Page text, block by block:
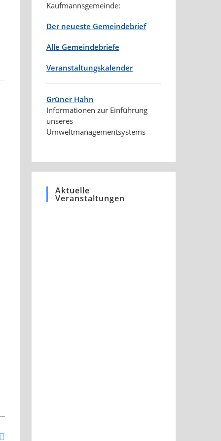
Kaufmannsgemeinde:
Der neueste Gemeindebrief
Alle Gemeindebriefe
Veranstaltungskalender
Grüner Hahn
Informationen zur Einführung
unseres
Umweltmanagementsystems
Aktuelle
Veranstaltungen